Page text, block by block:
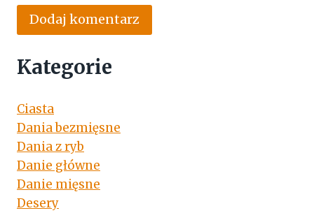
Kategorie
Ciasta
Dania bezmięsne
Dania z ryb
Danie główne
Danie mięsne
Desery